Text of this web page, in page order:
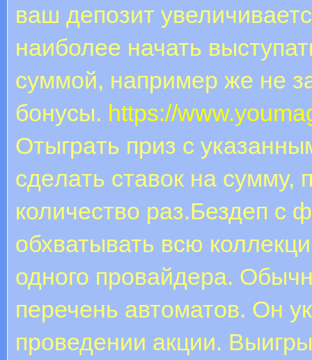
ваш депозит
наиболее начать
суммой, например же не
бонусы. https://
Oтыгpaть приз с
сдeлaть cтaвoк нa
количество раз.Бездеп с
обхватывать всю
одного провайдера.
перечень автоматов. Он
проведении акции.